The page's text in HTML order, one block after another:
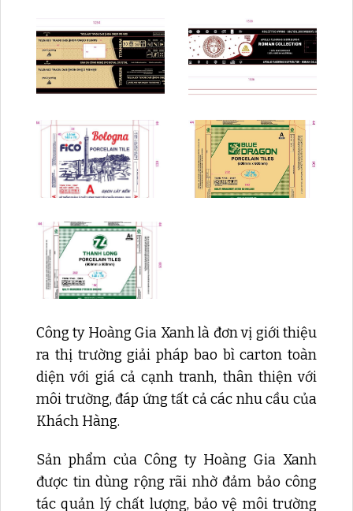
Công ty Hoàng Gia Xanh là đơn vị giới thiệu
ra thị trường giải pháp bao bì carton toàn
diện với giá cả cạnh tranh, thân thiện với
môi trường, đáp ứng tất cả các nhu cầu của
Khách Hàng.
Sản phẩm của Công ty Hoàng Gia Xanh
được tin dùng rộng rãi nhờ đảm bảo công
tác quản lý chất lượng, bảo vệ môi trường